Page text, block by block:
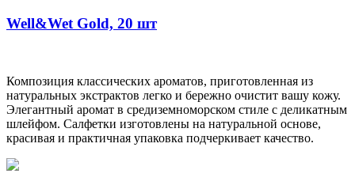
Well&Wet Gold, 20 шт
Композиция классических ароматов, приготовленная из
натуральных экстрактов легко и бережно очистит вашу кожу.
Элегантный аромат в средиземноморском стиле с деликатным
шлейфом. Салфетки изготовлены на натуральной основе,
красивая и практичная упаковка подчеркивает качество.